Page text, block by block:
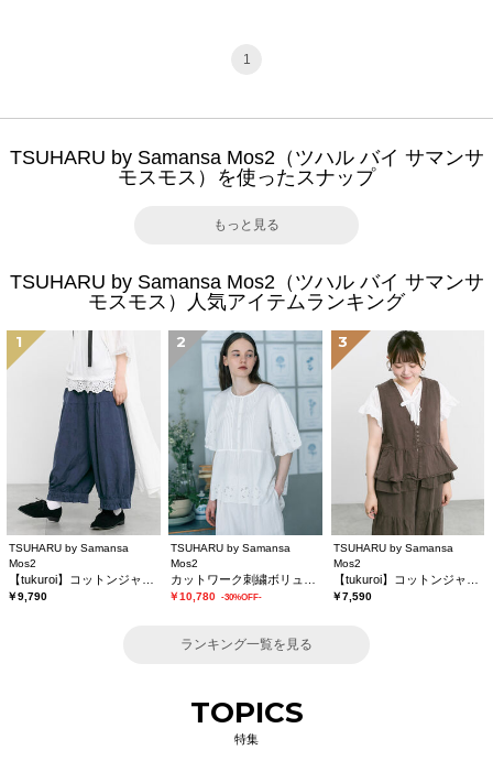
1
TSUHARU by Samansa Mos2（ツハル バイ サマンサ
モスモス）を使ったスナップ
もっと見る
TSUHARU by Samansa Mos2（ツハル バイ サマンサ
モスモス）人気アイテムランキング
1
TSUHARU by Samansa
Mos2
￥9,790
2
TSUHARU by Samansa
Mos2
￥10,780 -30%OFF-
3
TSUHARU by Samansa
Mos2
￥7,590
ランキング一覧を見る
TOPICS
特集